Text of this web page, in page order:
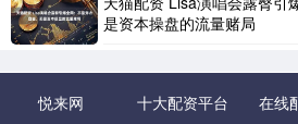
是资本操盘的流量赌局
悦来网 十大配资平台 在线